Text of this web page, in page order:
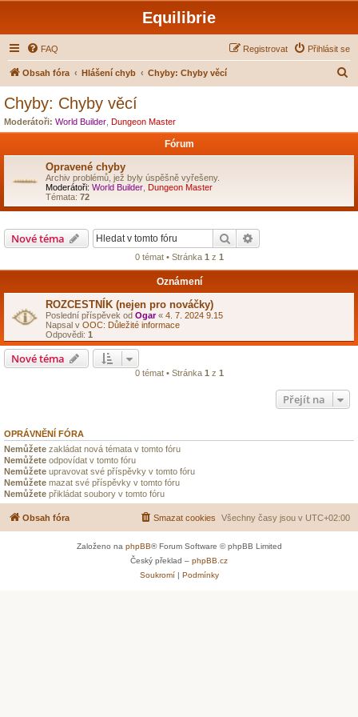
Equilibrie
FAQ Přihlásit se
Registrovat
Obsah fóra Hlášení chyb Chyby: Chyby věcí
Chyby: Chyby věcí
Moderátoři: World Builder Dungeon Master
Fórum
Opravené chyby
Archiv problémů, jež byly úspěšně vyřešeny.
Moderátoři: World Builder Dungeon Master
Témata: 72
Nové téma Hledat
0 témat • Stránka 1 z 1
Oznámení
ROZCESTNÍK (nejen pro nováčky)
Poslední příspěvek od Ogar« 4. 7. 2024 9.15
Napsal v OOC: Důležité informace
Odpovědi: 1
Nové téma
0 témat • Stránka 1 z 1
Přejít na
OPRÁVNĚNÍ FÓRA
Nemůžete zakládat nová témata v tomto fóru
Nemůžete odpovídat v tomto fóru
Nemůžete upravovat své příspěvky v tomto fóru
Nemůžete mazat své příspěvky v tomto fóru
Nemůžete přikládat soubory v tomto fóru
Obsah fóra Všechny časy jsou v UTC+02:00
Smazat cookies
Založeno na phpBB® Forum Software © phpBB Limited
Český překlad – phpBB.cz
Soukromí| Podmínky